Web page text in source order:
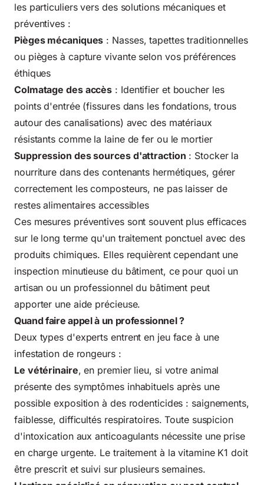
les particuliers vers des solutions mécaniques et
préventives :
Pièges mécaniques : Nasses, tapettes traditionnelles
ou pièges à capture vivante selon vos préférences
éthiques
Colmatage des accès : Identifier et boucher les
points d'entrée (fissures dans les fondations, trous
autour des canalisations) avec des matériaux
résistants comme la laine de fer ou le mortier
Suppression des sources d'attraction : Stocker la
nourriture dans des contenants hermétiques, gérer
correctement les composteurs, ne pas laisser de
restes alimentaires accessibles
Ces mesures préventives sont souvent plus efficaces
sur le long terme qu'un traitement ponctuel avec des
produits chimiques. Elles requièrent cependant une
inspection minutieuse du bâtiment, ce pour quoi un
artisan ou un professionnel du bâtiment peut
apporter une aide précieuse.
Quand faire appel à un professionnel ?
Deux types d'experts entrent en jeu face à une
infestation de rongeurs :
Le vétérinaire, en premier lieu, si votre animal
présente des symptômes inhabituels après une
possible exposition à des rodenticides : saignements,
faiblesse, difficultés respiratoires. Toute suspicion
d'intoxication aux anticoagulants nécessite une prise
en charge urgente. Le traitement à la vitamine K1 doit
être prescrit et suivi sur plusieurs semaines.